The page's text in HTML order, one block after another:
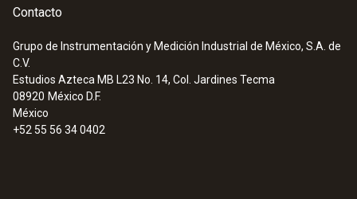
Contacto
Grupo de Instrumentación y Medición Industrial de México, S.A. de
C.V.
Estudios Azteca MB L23 No. 14, Col. Jardines Tecma
08920 México D.F.
México
+52 55 56 34 0402